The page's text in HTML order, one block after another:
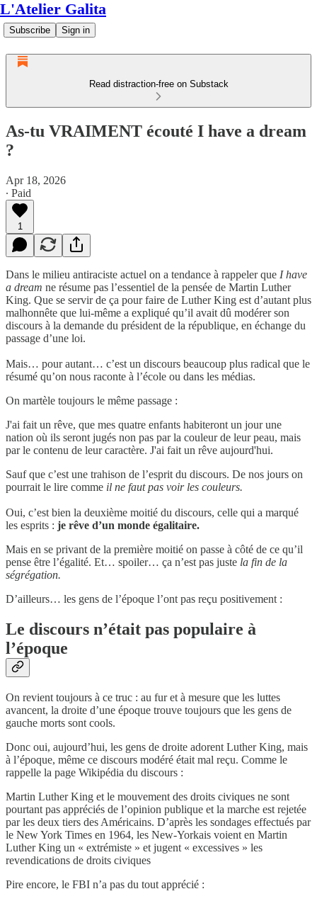
L'Atelier Galita
Subscribe Sign in
Read distraction-free on Substack
As-tu VRAIMENT écouté I have a dream
?
Apr 18, 2026
∙ Paid
1
Dans le milieu antiraciste actuel on a tendance à rappeler que I have
a dream ne résume pas l’essentiel de la pensée de Martin Luther
King. Que se servir de ça pour faire de Luther King est d’autant plus
malhonnête que lui-même a expliqué qu’il avait dû modérer son
discours à la demande du président de la république, en échange du
passage d’une loi.
Mais… pour autant… c’est un discours beaucoup plus radical que le
résumé qu’on nous raconte à l’école ou dans les médias.
On martèle toujours le même passage :
J'ai fait un rêve, que mes quatre enfants habiteront un jour une
nation où ils seront jugés non pas par la couleur de leur peau, mais
par le contenu de leur caractère. J'ai fait un rêve aujourd'hui.
Sauf que c’est une trahison de l’esprit du discours. De nos jours on
pourrait le lire comme il ne faut pas voir les couleurs.
Oui, c’est bien la deuxième moitié du discours, celle qui a marqué
les esprits : je rêve d’un monde égalitaire.
Mais en se privant de la première moitié on passe à côté de ce qu’il
pense être l’égalité. Et… spoiler… ça n’est pas juste la fin de la
ségrégation.
D’ailleurs… les gens de l’époque l’ont pas reçu positivement :
Le discours n’était pas populaire à
l’époque
On revient toujours à ce truc : au fur et à mesure que les luttes
avancent, la droite d’une époque trouve toujours que les gens de
gauche morts sont cools.
Donc oui, aujourd’hui, les gens de droite adorent Luther King, mais
à l’époque, même ce discours modéré était mal reçu. Comme le
rappelle la page Wikipédia du discours :
Martin Luther King et le mouvement des droits civiques ne sont
pourtant pas appréciés de l’opinion publique et la marche est rejetée
par les deux tiers des Américains. D’après les sondages effectués par
le New York Times en 1964, les New-Yorkais voient en Martin
Luther King un « extrémiste » et jugent « excessives » les
revendications de droits civiques
Pire encore, le FBI n’a pas du tout apprécié :